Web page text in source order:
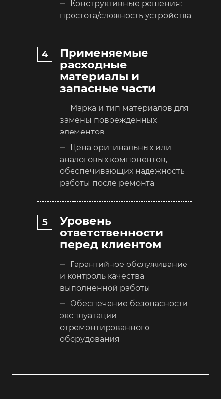
Конструктивные решения:
простота/сложность устройства
Применяемые
расходные
материалы и
запасные части
Марка и тип материалов для
замены поврежденных
элементов
Цена оригинальных или
аналоговых компонентов,
обеспечивающих надежность
работы после ремонта
Уровень
ответственности
перед клиентом
Гарантийное обслуживание
и контроль качества
выполненной работы
Обеспечение безопасности
эксплуатации
отремонтированного
оборудования